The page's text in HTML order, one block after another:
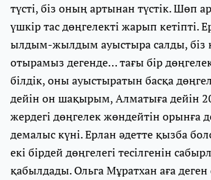
түсті, біз оның артынан түстік. Шөп
үшкір тас дөңгелекті жарып кетіпті.
ылдым-жылдым ауыстыра салды, біз
отырамыз дегенде… тағы бір
білдік, оны ауыстыратын басқа
дейін он шақырым, Алматыға дейін
жердегі дөңгелек жөндейтін орынға
демалыс күні. Ерлан әдетте қызба
екі бірдей дөңгелегі тесілгенін
қабылдады. Ольга Мұратхан аға